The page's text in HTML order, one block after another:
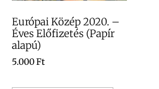
Európai Közép 2020. –
Éves Előfizetés (Papír
alapú)
5.000Ft